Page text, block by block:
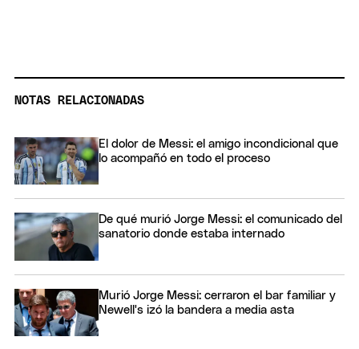
NOTAS RELACIONADAS
El dolor de Messi: el amigo incondicional que
lo acompañó en todo el proceso
De qué murió Jorge Messi: el comunicado del
sanatorio donde estaba internado
Murió Jorge Messi: cerraron el bar familiar y
Newell's izó la bandera a media asta